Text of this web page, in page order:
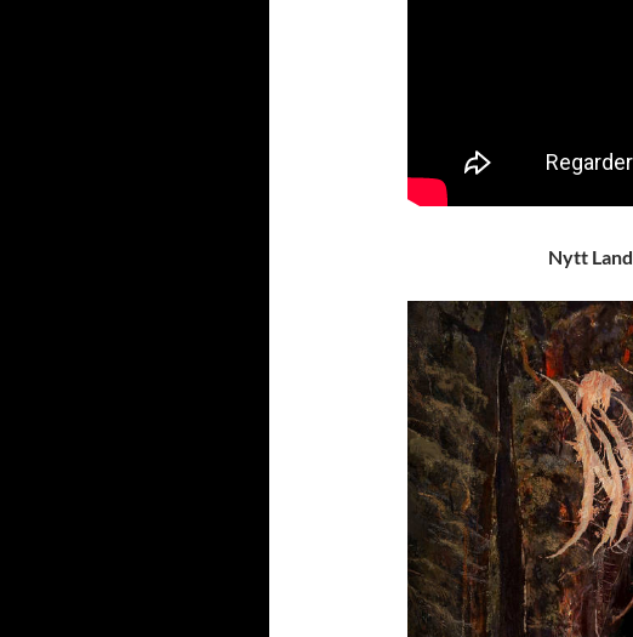
Nytt Land